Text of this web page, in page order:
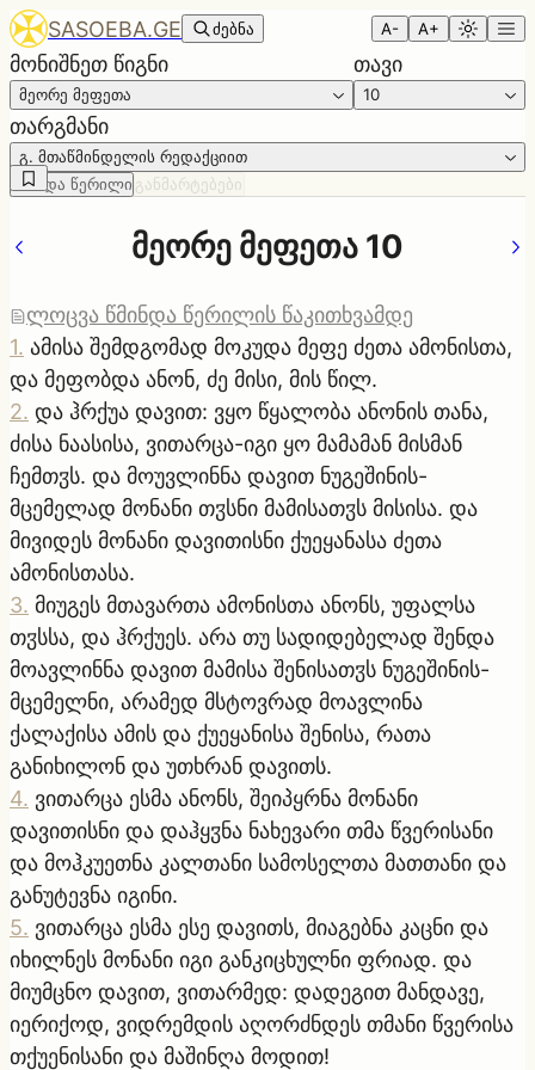
SASOEBA.GE ძებნა A- A+
მონიშნეთ წიგნი
მეორე მეფეთა
თავი
10
თარგმანი
გ. მთაწმინდელის რედაქციით
წმინდა წერილი განმარტებები
მეორე მეფეთა 10
ლოცვა წმინდა წერილის წაკითხვამდე
1. ამისა შემდგომად მოკუდა მეფე ძეთა ამონისთა,
და მეფობდა ანონ, ძე მისი, მის წილ.
2. და ჰრქუა დავით: ვყო წყალობა ანონის თანა,
ძისა ნაასისა, ვითარცა-იგი ყო მამამან მისმან
ჩემთჳს. და მოუვლინნა დავით ნუგეშინის-
მცემელად მონანი თჳსნი მამისათჳს მისისა. და
მივიდეს მონანი დავითისნი ქუეყანასა ძეთა
ამონისთასა.
3. მიუგეს მთავართა ამონისთა ანონს, უფალსა
თჳსსა, და ჰრქუეს. არა თუ სადიდებელად შენდა
მოავლინნა დავით მამისა შენისათჳს ნუგეშინის-
მცემელნი, არამედ მსტოვრად მოავლინა
ქალაქისა ამის და ქუეყანისა შენისა, რათა
განიხილონ და უთხრან დავითს.
4. ვითარცა ესმა ანონს, შეიპყრნა მონანი
დავითისნი და დაჰყჳნა ნახევარი თმა წვერისანი
და მოჰკუეთნა კალთანი სამოსელთა მათთანი და
განუტევნა იგინი.
5. ვითარცა ესმა ესე დავითს, მიაგებნა კაცნი და
იხილნეს მონანი იგი განკიცხულნი ფრიად. და
მიუმცნო დავით, ვითარმედ: დადეგით მანდავე,
იერიქოდ, ვიდრემდის აღორძნდეს თმანი წვერისა
თქუენისანი და მაშინღა მოდით!